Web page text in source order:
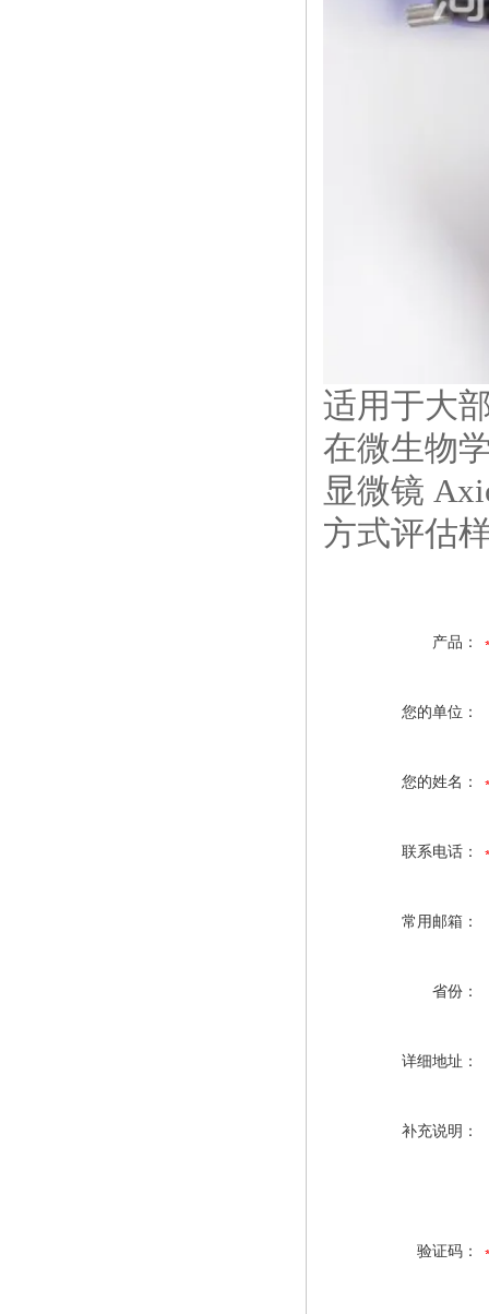
适用于大
在微生物
显微镜
方式评估
产品：
您的单位：
您的姓名：
联系电话：
常用邮箱：
省份：
详细地址：
补充说明：
验证码：